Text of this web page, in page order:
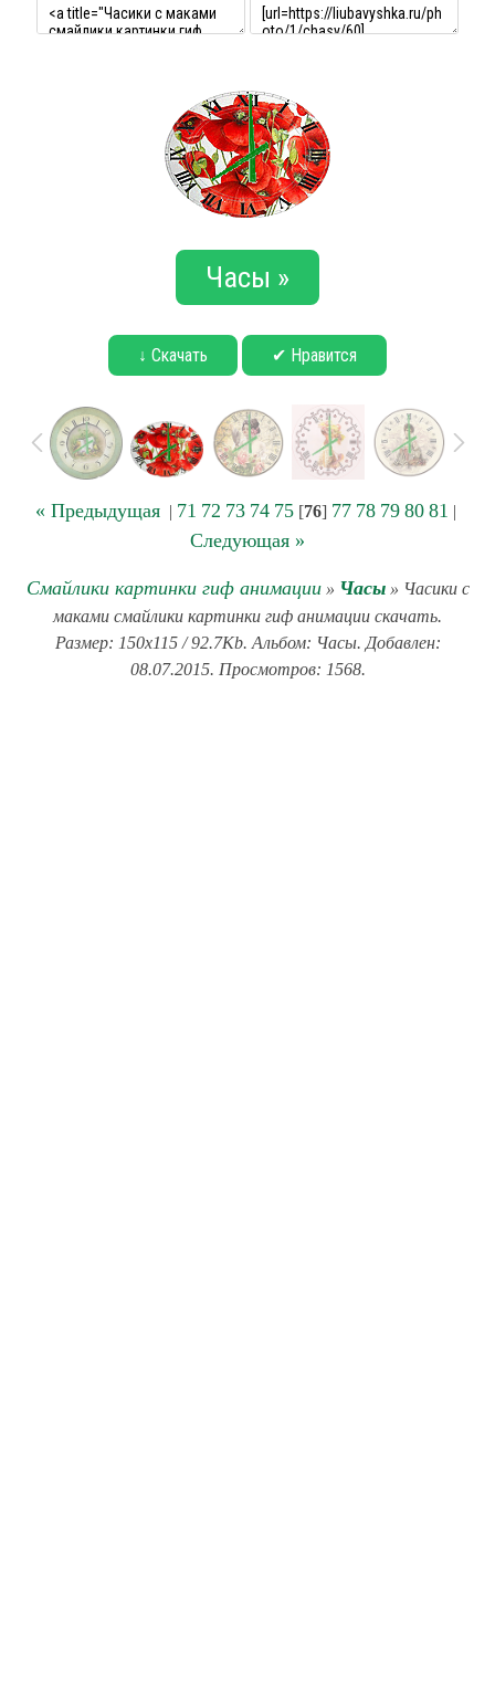
Часы »
↓ Скачать ✔ Нравится
« Предыдущая| 71 72 73 74 75[76] 77 78 79 80 81 |
Следующая »
Смайлики картинки гиф анимации» Часы» Часики с
маками смайлики картинки гиф анимации скачать.
Размер: 150x115 / 92.7Kb. Альбом: Часы. Добавлен:
08.07.2015. Просмотров: 1568.